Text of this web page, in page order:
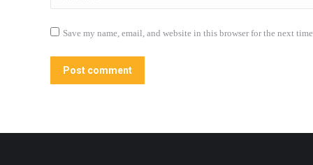
Save my name, email, and website in this browser for the next
Post comment